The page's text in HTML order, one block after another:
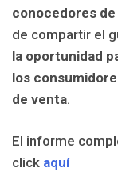
conocedores
de compartir el
la oportunidad
los
de venta.
El informe
click aquí